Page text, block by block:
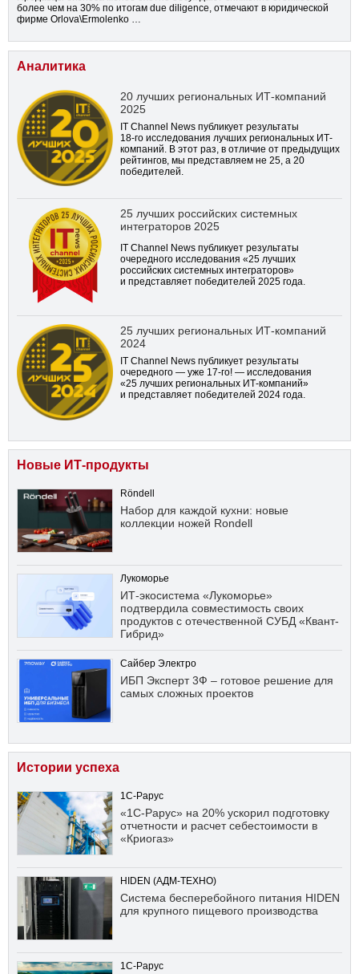
более чем на 30% по итогам due diligence, отмечают в юридической
фирме Orlova\Ermolenko …
Аналитика
20 лучших региональных ИТ-компаний
2025
IT Channel News публикует результаты
18-го исследования лучших региональных ИТ-
компаний. В этот раз, в отличие от предыдущих
рейтингов, мы представляем не 25, а 20
победителей.
25 лучших российских системных
интеграторов 2025
IT Channel News публикует результаты
очередного исследования «25 лучших
российских системных интеграторов»
и представляет победителей 2025 года.
25 лучших региональных ИТ-компаний
2024
IT Channel News публикует результаты
очередного — уже 17-го! — исследования
«25 лучших региональных ИТ-компаний»
и представляет победителей 2024 года.
Новые ИТ-продукты
Röndell
Набор для каждой кухни: новые
коллекции ножей Rondell
Лукоморье
ИТ-экосистема «Лукоморье»
подтвердила совместимость своих
продуктов с отечественной СУБД «Квант-
Гибрид»
Сайбер Электро
ИБП Эксперт 3Ф – готовое решение для
самых сложных проектов
Истории успеха
1С-Рарус
«1С-Рарус» на 20% ускорил подготовку
отчетности и расчет себестоимости в
«Криогаз»
HIDEN (АДМ-ТЕХНО)
Система бесперебойного питания HIDEN
для крупного пищевого производства
1С-Рарус